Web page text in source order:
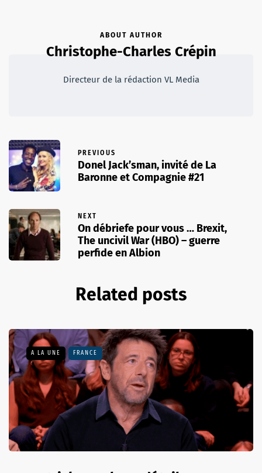
ABOUT AUTHOR
Christophe-Charles Crépin
Directeur de la rédaction VL Media
PREVIOUS
Donel Jack’sman, invité de La
Baronne et Compagnie #21
NEXT
On débriefe pour vous … Brexit,
The uncivil War (HBO) – guerre
perfide en Albion
Related posts
A LA UNE FRANCE